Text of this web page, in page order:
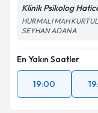
Kişisel
Metni
Klinik Psikolog
HURMALI MAH
SEYHAN ADANA
En Yakın Saatler
19:00